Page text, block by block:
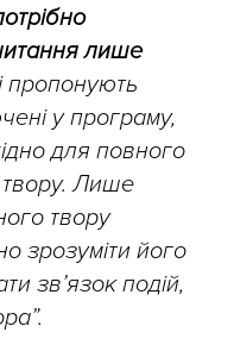
лише
пропонують
у програму,
для повного
твору. Лише
твору
зрозуміти його
зв’язок подій,